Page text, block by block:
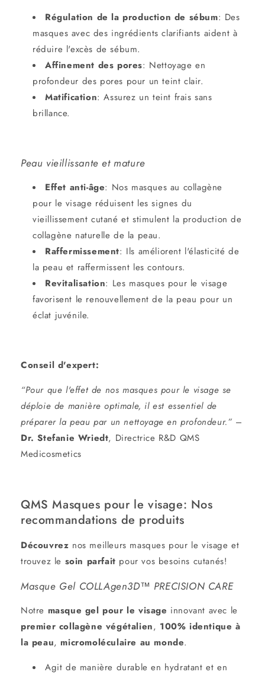
Régulation de la production de sébum: Des
masques avec des ingrédients clarifiants aident à
réduire l'excès de sébum.
Affinement des pores: Nettoyage en
profondeur des pores pour un teint clair.
Matification:Assurez un teint frais sans
brillance.
Peau vieillissante et mature
Effet anti-âge: Nos masques au collagène
pour le visage réduisent les signes du
vieillissement cutané et stimulent la production de
collagène naturelle de la peau.
Raffermissement: Ils améliorent l'élasticité de
la peau et raffermissent les contours.
Revitalisation: Les masques pour le visage
favorisent le renouvellement de la peau pour un
éclat juvénile.
Conseil d'expert:
“Pour que l'effet de nos masques pour le visage se
déploie de manière optimale, il est essentiel de
préparer la peau par un nettoyage en profondeur.” –
Dr. Stefanie Wriedt, Directrice R&D QMS
Medicosmetics
QMSMasques pour le visage: Nos
recommandations de produits
Découvrez nos meilleurs masques pour le visage et
trouvez le soin parfait pour vos besoins cutanés!
Masque Gel COLLAgen3D™ PRECISION CARE
Notre masque gel pour le visage innovant avec le
premier collagène végétalien, 100% identique à
la peau, micromoléculaire au monde.
Agit de manière durable en hydratant et en